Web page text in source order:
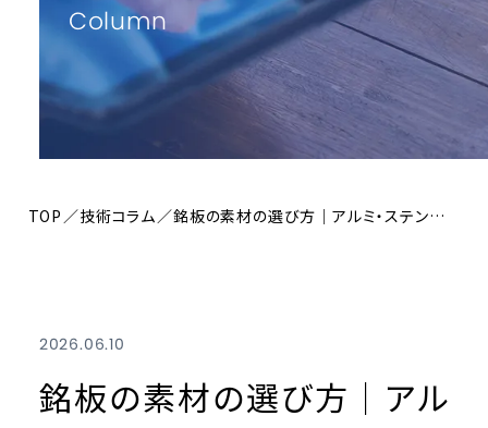
Column
TOP 技術コラム 銘板の素材の選び方｜アルミ・ステンレス・真鍮・樹脂の特徴と比較
2026.06.10
銘板の素材の選び方｜アル